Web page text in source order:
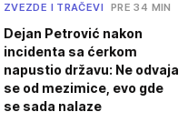
ZVEZDE I TRAČEVI PRE 34 MIN
Dejan Petrović nakon
incidenta sa ćerkom
napustio državu: Ne odvaja
se od mezimice, evo gde
se sada nalaze